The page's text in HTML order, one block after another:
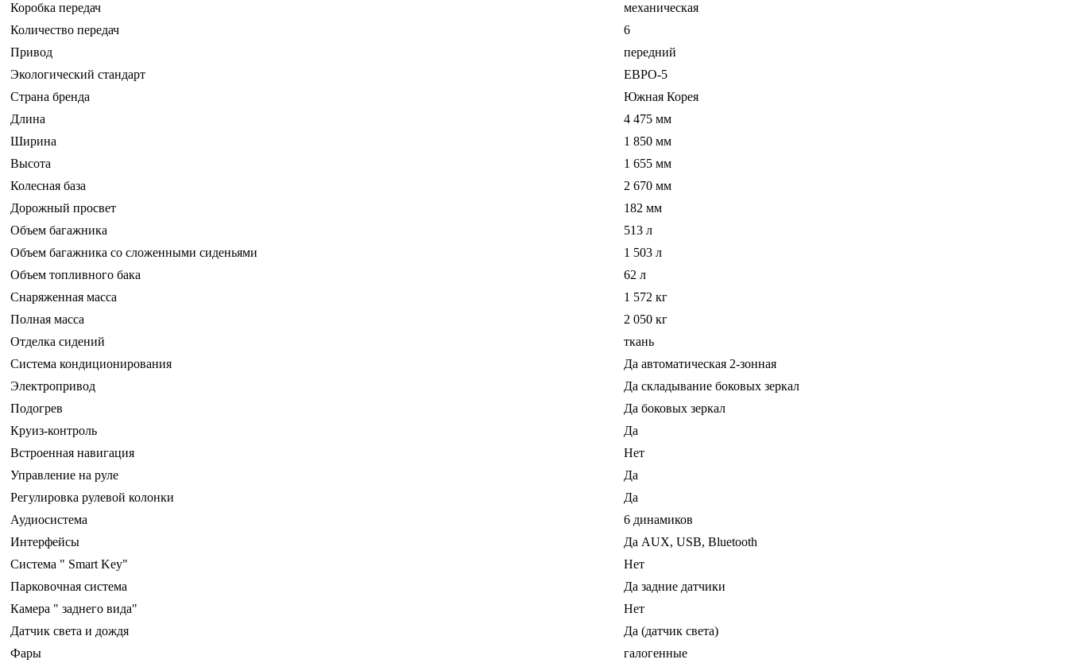
Коробка передач
механическая
Количество передач
6
Привод
передний
Экологический стандарт
ЕВРО-5
Страна бренда
Южная Корея
Длина
4 475 мм
Ширина
1 850 мм
Высота
1 655 мм
Колесная база
2 670 мм
Дорожный просвет
182 мм
Объем багажника
513 л
Объем багажника со сложенными сиденьями
1 503 л
Объем топливного бака
62 л
Снаряженная масса
1 572 кг
Полная масса
2 050 кг
Отделка сидений
ткань
Система кондиционирования
Да автоматическая 2-зонная
Электропривод
Да складывание боковых зеркал
Подогрев
Да боковых зеркал
Круиз-контроль
Да
Встроенная навигация
Нет
Управление на руле
Да
Регулировка рулевой колонки
Да
Аудиосистема
6 динамиков
Интерфейсы
Да AUX, USB, Bluetooth
Система " Smart Key"
Нет
Парковочная система
Да задние датчики
Камера " заднего вида"
Нет
Датчик света и дождя
Да (датчик света)
Фары
галогенные